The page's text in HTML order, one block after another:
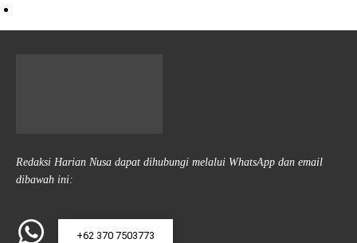
Redaksi Harian Nusa dapat dihubungi melalui WhatsApp dan email
dibawah ini:
+62 370 7503773